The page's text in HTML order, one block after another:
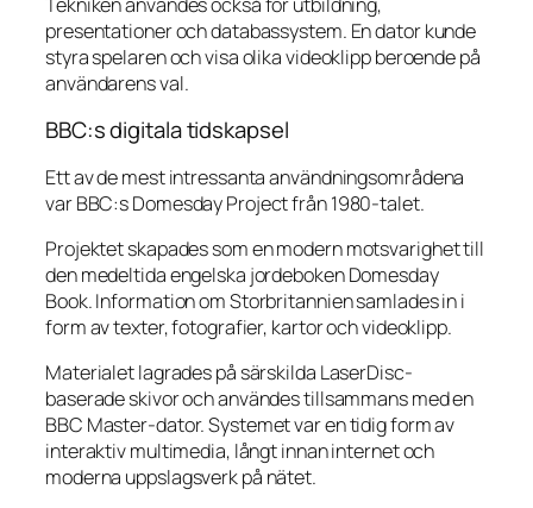
presentationer och databassystem. En dator kunde
styra spelaren och visa olika videoklipp beroende på
användarens val.
BBC:s digitala tidskapsel
Ett av de mest intressanta användningsområdena
var BBC:s Domesday Project från 1980-talet.
Projektet skapades som en modern motsvarighet till
den medeltida engelska jordeboken Domesday
Book. Information om Storbritannien samlades in i
form av texter, fotografier, kartor och videoklipp.
Materialet lagrades på särskilda LaserDisc-
baserade skivor och användes tillsammans med en
BBC Master-dator. Systemet var en tidig form av
interaktiv multimedia, långt innan internet och
moderna uppslagsverk på nätet.